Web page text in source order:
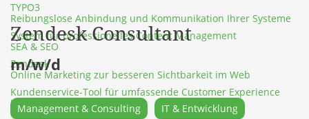
Reibungslose Anbindung und Kommunikation Ihrer Systeme
SEA & SEO
Online Marketing zur besseren Sichtbarkeit im Web
UX-Design
TYPO3
System für professionelles Content Management
Zendesk
Kundenservice-Tool für umfassende Customer Experience
Zendesk Consultant
m/w/d
Management & Consulting IT & Entwicklung